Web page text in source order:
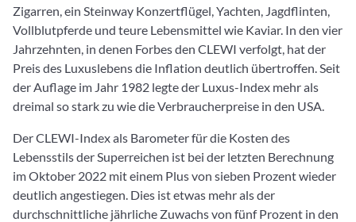
Zigarren, ein Steinway Konzertflügel, Yachten, Jagdflinten,
Vollblutpferde und teure Lebensmittel wie Kaviar. In den vier
Jahrzehnten, in denen Forbes den CLEWI verfolgt, hat der
Preis des Luxuslebens die Inflation deutlich übertroffen. Seit
der Auflage im Jahr 1982 legte der Luxus-Index mehr als
dreimal so stark zu wie die Verbraucherpreise in den USA.
Der CLEWI-Index als Barometer für die Kosten des
Lebensstils der Superreichen ist bei der letzten Berechnung
im Oktober 2022 mit einem Plus von sieben Prozent wieder
deutlich angestiegen. Dies ist etwas mehr als der
durchschnittliche jährliche Zuwachs von fünf Prozent in den